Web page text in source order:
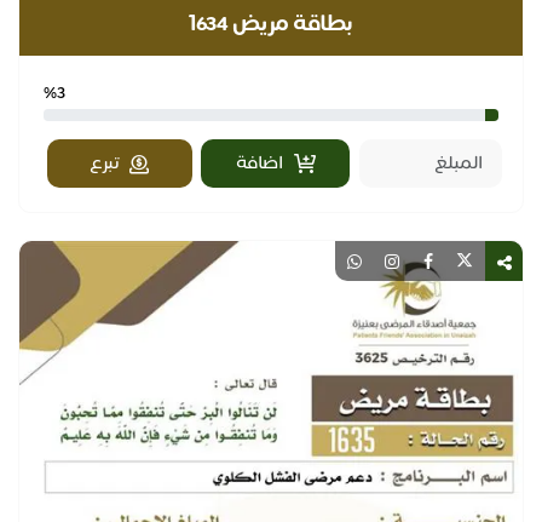
بطاقة مريض ١634
اضافة تبرع